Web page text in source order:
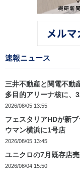
速報ニュース
三井不動産と関電不
多目的アリーナ核に、
2026/08/05 13:55
フェスタリアHDが新
ウマン横浜に1号店
2026/08/05 13:45
ユニクロの7月既存店
2026/08/04 15:50